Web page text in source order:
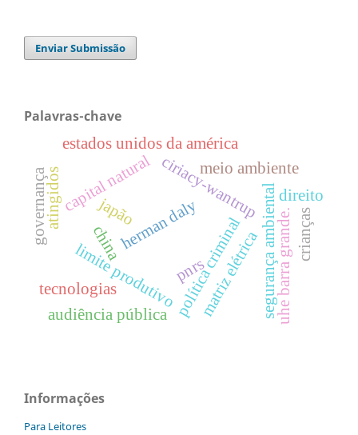
Enviar Submissão
Palavras-chave
ciriacy-wantrup
herman daly segurança ambiental
limite produtivo
capital natural meio ambiente
política criminal
estados unidos da américa
japão
audiência pública
atingidos direito
uhe barra grande.
pnrsmatriz elétrica
china
governança
tecnologias
crianças
Informações
Para Leitores